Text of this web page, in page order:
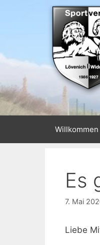
Willkommen
Es
7. Mai
Liebe